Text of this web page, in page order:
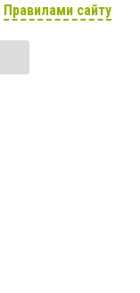
Правилами сайту